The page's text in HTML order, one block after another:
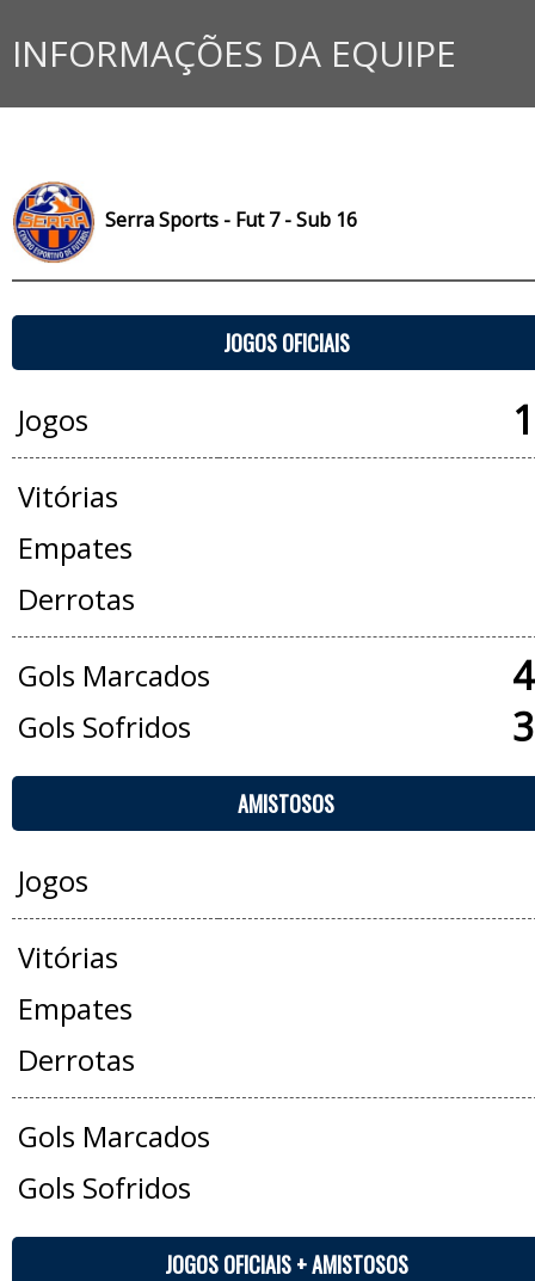
INFORMAÇÕES DA EQUIPE
Serra Sports - Fut 7 - Sub 16
JOGOS OFICIAIS
Jogos
Vitórias
Empates
Derrotas
Gols Marcados
Gols Sofridos
AMISTOSOS
Jogos
Vitórias
Empates
Derrotas
Gols Marcados
Gols Sofridos
JOGOS OFICIAIS + AMISTOSOS